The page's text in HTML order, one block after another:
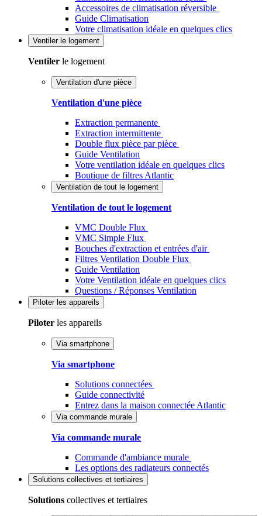
Accessoires de climatisation réversible
Guide Climatisation
Votre climatisation idéale en quelques clics
Ventiler le logement
Ventiler le logement
Ventilation d'une pièce
Ventilation d'une pièce
Extraction permanente
Extraction intermittente
Double flux pièce par pièce
Guide Ventilation
Votre ventilation idéale en quelques clics
Boutique de filtres Atlantic
Ventilation de tout le logement
Ventilation de tout le logement
VMC Double Flux
VMC Simple Flux
Bouches d'extraction et entrées d'air
Filtres Ventilation Double Flux
Guide Ventilation
Votre Ventilation idéale en quelques clics
Questions / Réponses Ventilation
Piloter les appareils
Piloter les appareils
Via smartphone
Via smartphone
Solutions connectées
Guide connectivité
Entrez dans la maison connectée Atlantic
Via commande murale
Via commande murale
Commande d'ambiance murale
Les options des radiateurs connectés
Solutions collectives et tertiaires
Solutions collectives et tertiaires